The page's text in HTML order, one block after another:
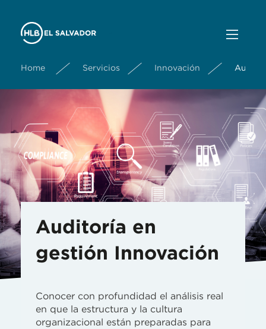
Home Servicios Innovación
Auditoría en
gestión Innovación
Conocer con profundidad el análisis real
en que la estructura y la cultura
organizacional están preparadas para